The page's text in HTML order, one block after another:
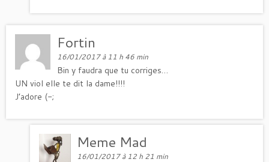
Fortin
16/01/2017 à 11 h 46 min
Bin y faudra que tu corriges…
UN viol elle te dit la dame!!!!
J’adore (-;
Meme Mad
16/01/2017 à 12 h 21 min